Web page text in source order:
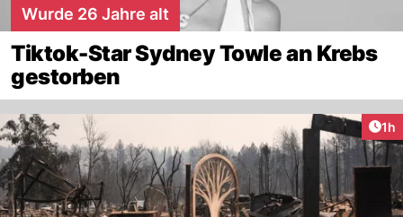
Wurde 26 Jahre alt
Tiktok-Star Sydney Towle an Krebs
gestorben
1h